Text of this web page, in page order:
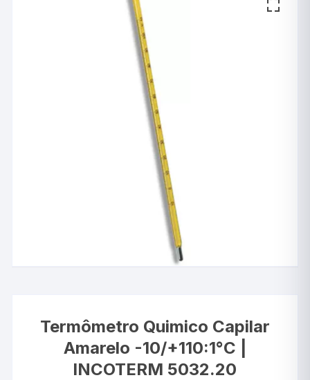
Termômetro Quimico Capilar
Amarelo -10/+110:1°C |
INCOTERM 5032.20